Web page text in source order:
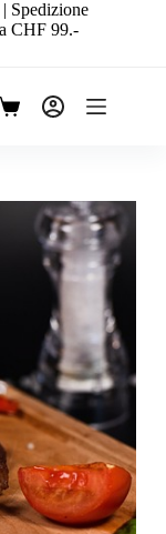
Spedizione
CHF 99.-
Carrello